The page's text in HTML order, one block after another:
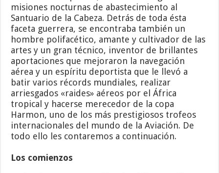
misiones nocturnas de abastecimiento al
Santuario de la Cabeza. Detrás de toda ésta
faceta guerrera, se encontraba también un
hombre polifacético, amante y cultivador de las
artes y un gran técnico, inventor de brillantes
aportaciones que mejoraron la navegación
aérea y un espíritu deportista que le llevó a
batir varios récords mundiales, realizar
arriesgados «raides» aéreos por el África
tropical y hacerse merecedor de la copa
Harmon, uno de los más prestigiosos trofeos
internacionales del mundo de la Aviación. De
todo ello les contaremos a continuación.
Los comienzos